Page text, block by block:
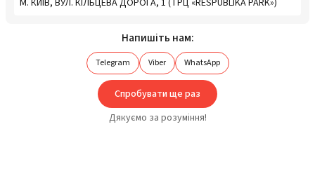
М. КИЇВ, ВУЛ. КІЛЬЦЕВА ДОРОГА, 1 (ТРЦ «RESPUBLIKA PARK»)
Напишіть нам:
Telegram Viber WhatsApp
Спробувати ще раз
Дякуємо за розуміння!